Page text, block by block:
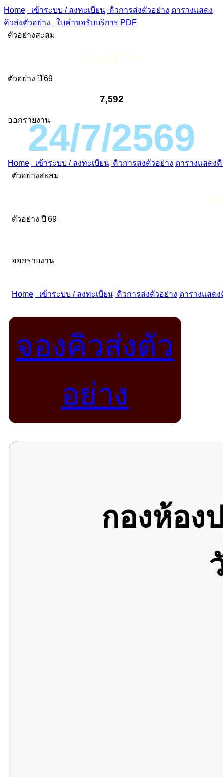
Home เข้าระบบ / ลงทะเบียน คิวการส่งตัวอย่าง ตารางแสดง
คิวส่งตัวอย่าง
ใบคำขอรับบริการ PDF
ตัวอย่างสะสม
ตัวอย่าง ปี'69
7,592
ออกรายงาน24/7/2569
จองคิวส่งตัว
อย่าง
กองห้อง